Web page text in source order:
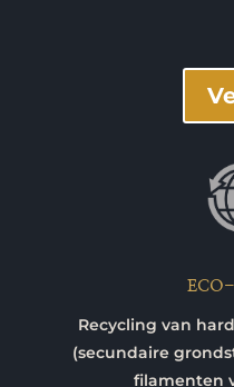
ECO-
Recycling van
(secundaire
filamenten